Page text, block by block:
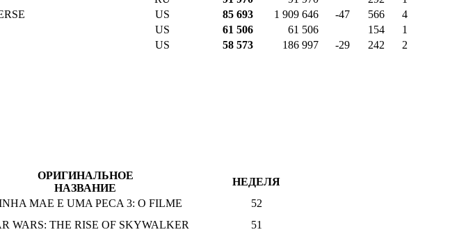
US 85 693 1 909 646 -47 566
4
US 61 506 61 506 154
1
US 58 573 186 997 -29 242
2
ОРИГИНАЛЬНОЕ
НАЗВАНИЕ
НЕДЕЛЯ
MAE E UMA PECA 3: O FILME
52
WARS: THE RISE OF SKYWALKER
51